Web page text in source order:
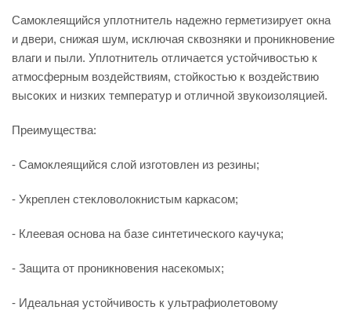
Самоклеящийся уплотнитель надежно герметизирует окна
и двери, снижая шум, исключая сквозняки и проникновение
влаги и пыли. Уплотнитель отличается устойчивостью к
атмосферным воздействиям, стойкостью к воздействию
высоких и низких температур и отличной звукоизоляцией.
Преимущества:
- Самоклеящийся слой изготовлен из резины;
- Укреплен стекловолокнистым каркасом;
- Клеевая основа на базе синтетического каучука;
- Защита от проникновения насекомых;
- Идеальная устойчивость к ультрафиолетовому